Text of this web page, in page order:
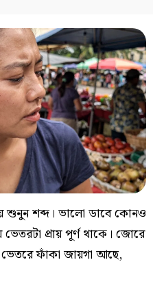
শুনুন শব্দ। ভালো ডাবে কোনও
প্রায় পূর্ণ থাকে। জোরে
ফাঁকা জায়গা আছে,